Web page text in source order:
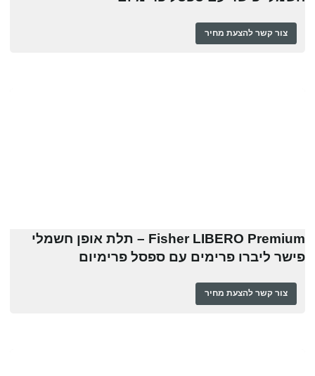
צור קשר להצעת מחיר
Fisher LIBERO Premium – תלת אופן חשמלי
פישר ליברו פרימים עם ספסל פרימיום
צור קשר להצעת מחיר